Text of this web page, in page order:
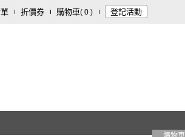
折價券 購物車( 0 ) 登記活動